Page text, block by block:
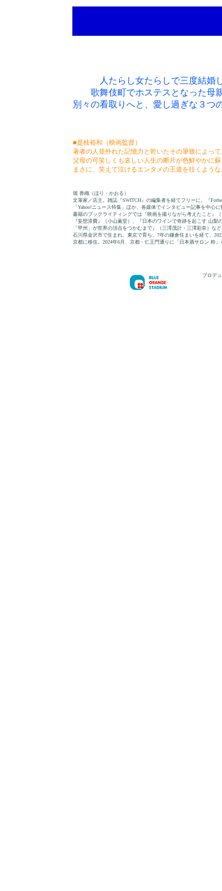
人たらし女たらしで三度結婚
歌舞伎町でホステスとなった母
別々の看取りへと、愛し過ぎな３つ
■是枝裕和（映画監督）
著者の人並外れた記憶力と乾いたその筆致によっ
父母の可笑しくも哀しい人生の断片が色鮮やかに
まさに、笑えて泣けるエンタメの王道を往くよう
堀 香織（ほり・かおる）
文筆家／店主。雑誌『SWITCH』の編集者を経てフリーに。『
「Yahoo!ニュース特集」ほか、各媒体でインタビュー記事を中心
書籍のブックライティングでは『映画を撮りながら考えたこと』
『妄想浪費』（小山薫堂）、『日本のワインで奇跡を起こす 山梨
「甲州」が世界の頂点をつかむまで』（三澤茂計・三澤彩奈）な
石川県金沢市で生まれ、東京で育ち、7年の鎌倉住まいを経て、
京都に移住。2024年6月、京都・仁王門通りに「日本酒サロン 粋」
プロデ